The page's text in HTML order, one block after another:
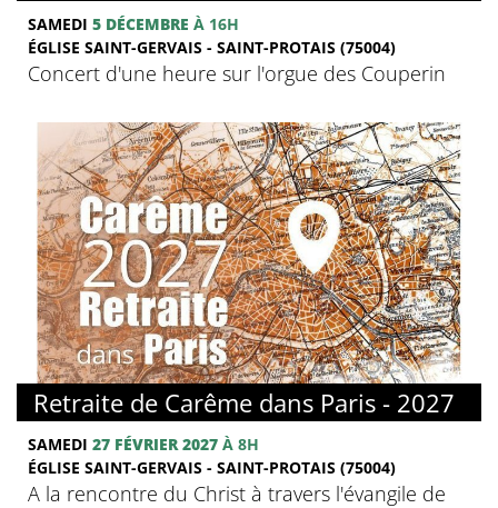
SAMEDI 5 DÉCEMBRE À 16H
ÉGLISE SAINT-GERVAIS - SAINT-PROTAIS (75004)
Concert d'une heure sur l'orgue des Couperin
© FMJ
Retraite de Carême dans Paris - 2027
SAMEDI 27 FÉVRIER 2027 À 8H
ÉGLISE SAINT-GERVAIS - SAINT-PROTAIS (75004)
A la rencontre du Christ à travers l'évangile de